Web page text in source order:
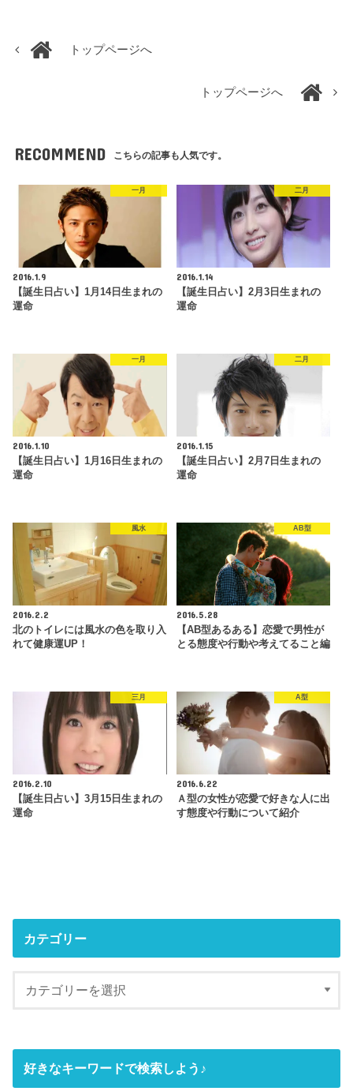
トップページへ
トップページへ
RECOMMEND こちらの記事も人気です。
一月
2016.1.9
【誕生日占い】1月14日生まれの
運命
二月
2016.1.14
【誕生日占い】2月3日生まれの
運命
一月
2016.1.10
【誕生日占い】1月16日生まれの
運命
二月
2016.1.15
【誕生日占い】2月7日生まれの
運命
風水
2016.2.2
北のトイレには風水の色を取り入
れて健康運UP！
AB型
2016.5.28
【AB型あるある】恋愛で男性が
とる態度や行動や考えてること編
三月
2016.2.10
【誕生日占い】3月15日生まれの
運命
A型
2016.6.22
Ａ型の女性が恋愛で好きな人に出
す態度や行動について紹介
カテゴリー
好きなキーワードで検索しよう♪